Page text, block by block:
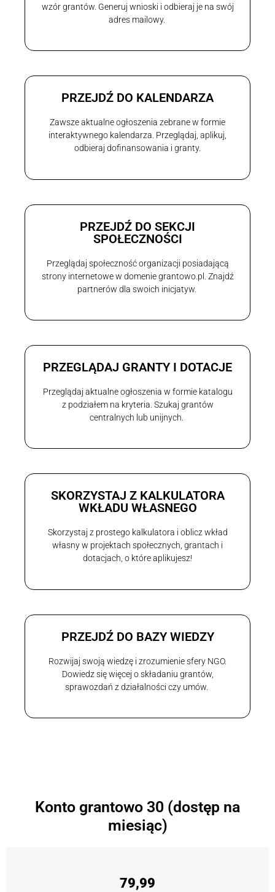
wzór grantów. Generuj wnioski i odbieraj je na swój
adres mailowy.
PRZEJDŹ DO KALENDARZA
Zawsze aktualne ogłoszenia zebrane w formie
interaktywnego kalendarza. Przeglądaj, aplikuj,
odbieraj dofinansowania i granty.
PRZEJDŹ DO SEKCJI
SPOŁECZNOŚCI
Przeglądaj społeczność organizacji posiadającą
strony internetowe w domenie grantowo.pl. Znajdź
partnerów dla swoich inicjatyw.
PRZEGLĄDAJ GRANTY I DOTACJE
Przeglądaj aktualne ogłoszenia w formie katalogu
z podziałem na kryteria. Szukaj grantów
centralnych lub unijnych.
SKORZYSTAJ Z KALKULATORA
WKŁADU WŁASNEGO
Skorzystaj z prostego kalkulatora i oblicz wkład
własny w projektach społecznych, grantach i
dotacjach, o które aplikujesz!
PRZEJDŹ DO BAZY WIEDZY
Rozwijaj swoją wiedzę i zrozumienie sfery NGO.
Dowiedz się więcej o składaniu grantów,
sprawozdań z działalności czy umów.
Konto grantowo 30 (dostęp na
miesiąc)
79,99